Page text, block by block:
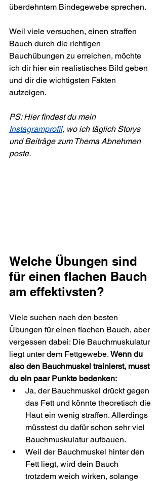
überdehntem Bindegewebe sprechen.
Weil viele versuchen, einen straffen
Bauch durch die richtigen
Bauchübungen zu erreichen, möchte
ich dir hier ein realistisches Bild geben
und dir die wichtigsten Fakten
aufzeigen.
PS: Hier findest du mein
Instagramprofil, wo ich täglich Storys
und Beiträge zum Thema Abnehmen
poste.
Welche Übungen sind
für einen flachen Bauch
am effektivsten?
Viele suchen nach den besten
Übungen für einen flachen Bauch, aber
vergessen dabei: Die Bauchmuskulatur
liegt unter dem Fettgewebe. Wenn du
also den Bauchmuskel trainierst, musst
du ein paar Punkte bedenken:
Ja, der Bauchmuskel drückt gegen
das Fett und könnte theoretisch die
Haut ein wenig straffen. Allerdings
müsstest du dafür schon sehr viel
Bauchmuskulatur aufbauen.
Weil der Bauchmuskel hinter den
Fett liegt, wird dein Bauch
trotzdem weich wirken, solange